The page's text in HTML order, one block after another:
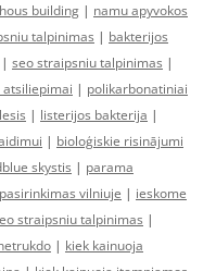
building | namu apyvokos
talpinimas | bakterijos
| seo straipsniu talpinimas |
| polikarbonatiniai
| listerijos bakterija |
| bioloģiskie risinājumi
skystis | parama
pasirinkimas vilniuje | ieskome
straipsniu talpinimas |
| kiek kainuoja